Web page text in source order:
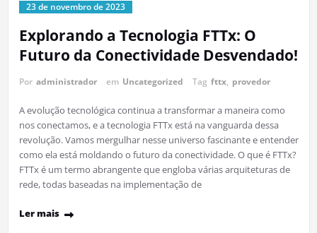
23 de novembro de 2023
Explorando a Tecnologia FTTx: O
Futuro da Conectividade Desvendado!
Por administrador em Uncategorized Tag fttx, provedor
A evolução tecnológica continua a transformar a maneira como
nos conectamos, e a tecnologia FTTx está na vanguarda dessa
revolução. Vamos mergulhar nesse universo fascinante e entender
como ela está moldando o futuro da conectividade. O que é FTTx?
FTTx é um termo abrangente que engloba várias arquiteturas de
rede, todas baseadas na implementação de
Ler mais